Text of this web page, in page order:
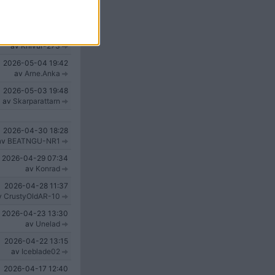
avKnivur-273
2026-05-04 19:42
av Arne.Anka
2026-05-03 19:48
av Skarparattarn
2026-04-30 18:28
BEATNGU-NR1
2026-04-29 07:34
av Konrad
2026-04-28 11:37
CrustyOldAR-10
2026-04-23 13:30
av Unelad
2026-04-22 13:15
av Iceblade02
2026-04-17 12:40